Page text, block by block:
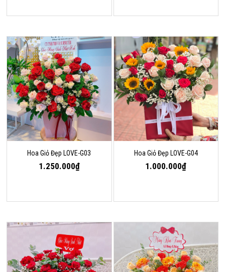
Hoa Giỏ Đẹp LOVE-G03
1.250.000₫
Hoa Giỏ Đẹp LOVE-G04
1.000.000₫